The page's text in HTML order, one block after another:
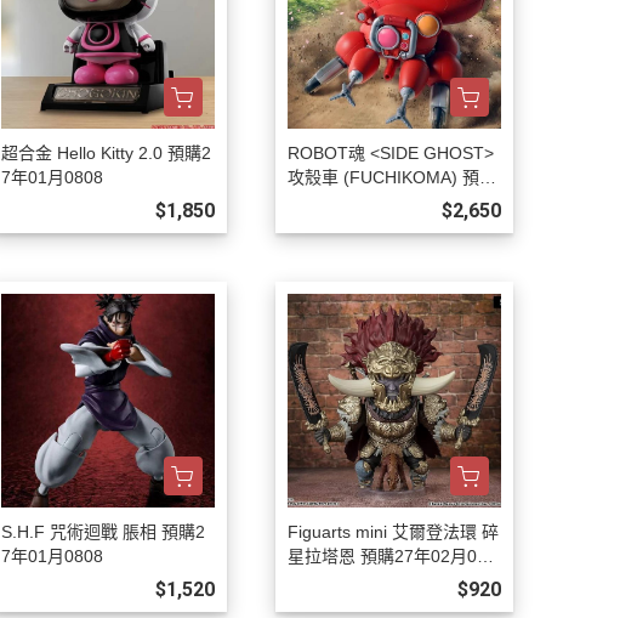
超合金 Hello Kitty 2.0 預購2
7年01月0808
$1,850
ROBOT魂 <SIDE GHOST>
攻殼車 (FUCHIKOMA) 預購
$2,650
S.H.F 咒術迴戰 脹相 預購2
7年01月0808
$1,520
Figuarts mini 艾爾登法環 碎
星拉塔恩 預購27年02月080
$920